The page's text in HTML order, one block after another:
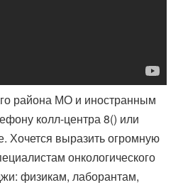
района МО и иностранным
колл-центра 8() или
Хочется выразить огромную
онкологического
физикам, лаборантам,